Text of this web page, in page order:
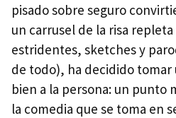
pisado sobre seguro
un carrusel de la risa
estridentes, sketches y
de todo), ha decidido
bien a la persona: un punto
la comedia que se toma en